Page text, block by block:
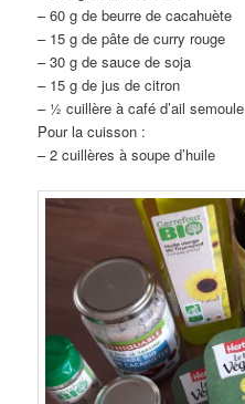
– 60 g de beurre de cacahuète
– 15 g de pâte de curry rouge
– 30 g de sauce de soja
– 15 g de jus de citron
– ½ cuillère à café d’ail semoule
Pour la cuisson :
– 2 cuillères à soupe d’huile